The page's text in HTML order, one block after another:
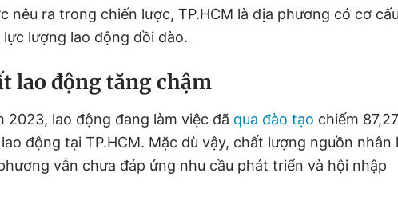
nêu ra trong chiến lược, TP.HCM là địa phương có cơ cấu
lượng lao động dồi dào.
lao động tăng chậm
2023, lao động đang làm việc đã qua đào tạo chiếm
động tại TP.HCM. Mặc dù vậy, chất lượng nguồn nhân
vẫn chưa đáp ứng nhu cầu phát triển và hội nhập